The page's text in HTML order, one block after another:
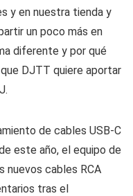
y en nuestra tienda y
un poco más en
diferente y por qué
DJTT quiere aportar
de cables USB-C
este año, el equipo de
nuevos cables RCA
tras el